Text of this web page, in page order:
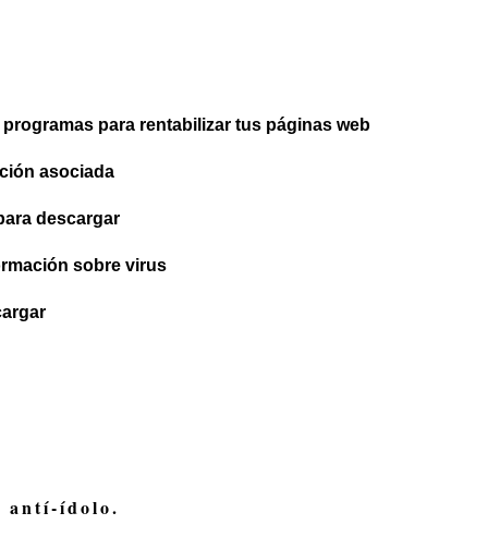
para rentabilizar tus páginas web
asociada
descargar
sobre virus
antí-ídolo.